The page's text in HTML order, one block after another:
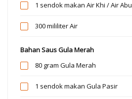
1 sendok makan Air Khi / Air Abu
300 mililiterAir
Bahan Saus Gula Merah
80 gram Gula Merah
1 sendok makan Gula Pasir